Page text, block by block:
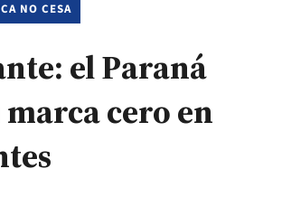
NO CESA
el Paraná
cero en